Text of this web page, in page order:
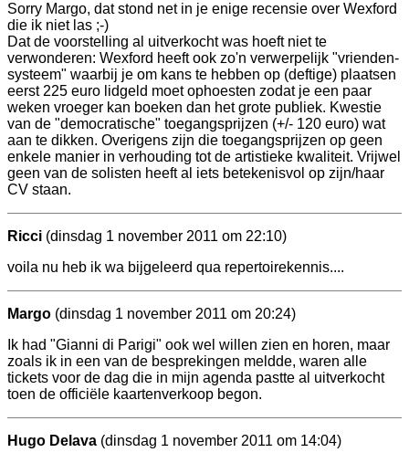
Sorry Margo, dat stond net in je enige recensie over Wexford
die ik niet las ;-)
Dat de voorstelling al uitverkocht was hoeft niet te
verwonderen: Wexford heeft ook zo'n verwerpelijk "vrienden-
systeem" waarbij je om kans te hebben op (deftige) plaatsen
eerst 225 euro lidgeld moet ophoesten zodat je een paar
weken vroeger kan boeken dan het grote publiek. Kwestie
van de "democratische" toegangsprijzen (+/- 120 euro) wat
aan te dikken. Overigens zijn die toegangsprijzen op geen
enkele manier in verhouding tot de artistieke kwaliteit. Vrijwel
geen van de solisten heeft al iets betekenisvol op zijn/haar
CV staan.
Ricci (dinsdag 1 november 2011 om 22:10)
voila nu heb ik wa bijgeleerd qua repertoirekennis....
Margo (dinsdag 1 november 2011 om 20:24)
Ik had "Gianni di Parigi" ook wel willen zien en horen, maar
zoals ik in een van de besprekingen meldde, waren alle
tickets voor de dag die in mijn agenda pastte al uitverkocht
toen de officiële kaartenverkoop begon.
Hugo Delava (dinsdag 1 november 2011 om 14:04)